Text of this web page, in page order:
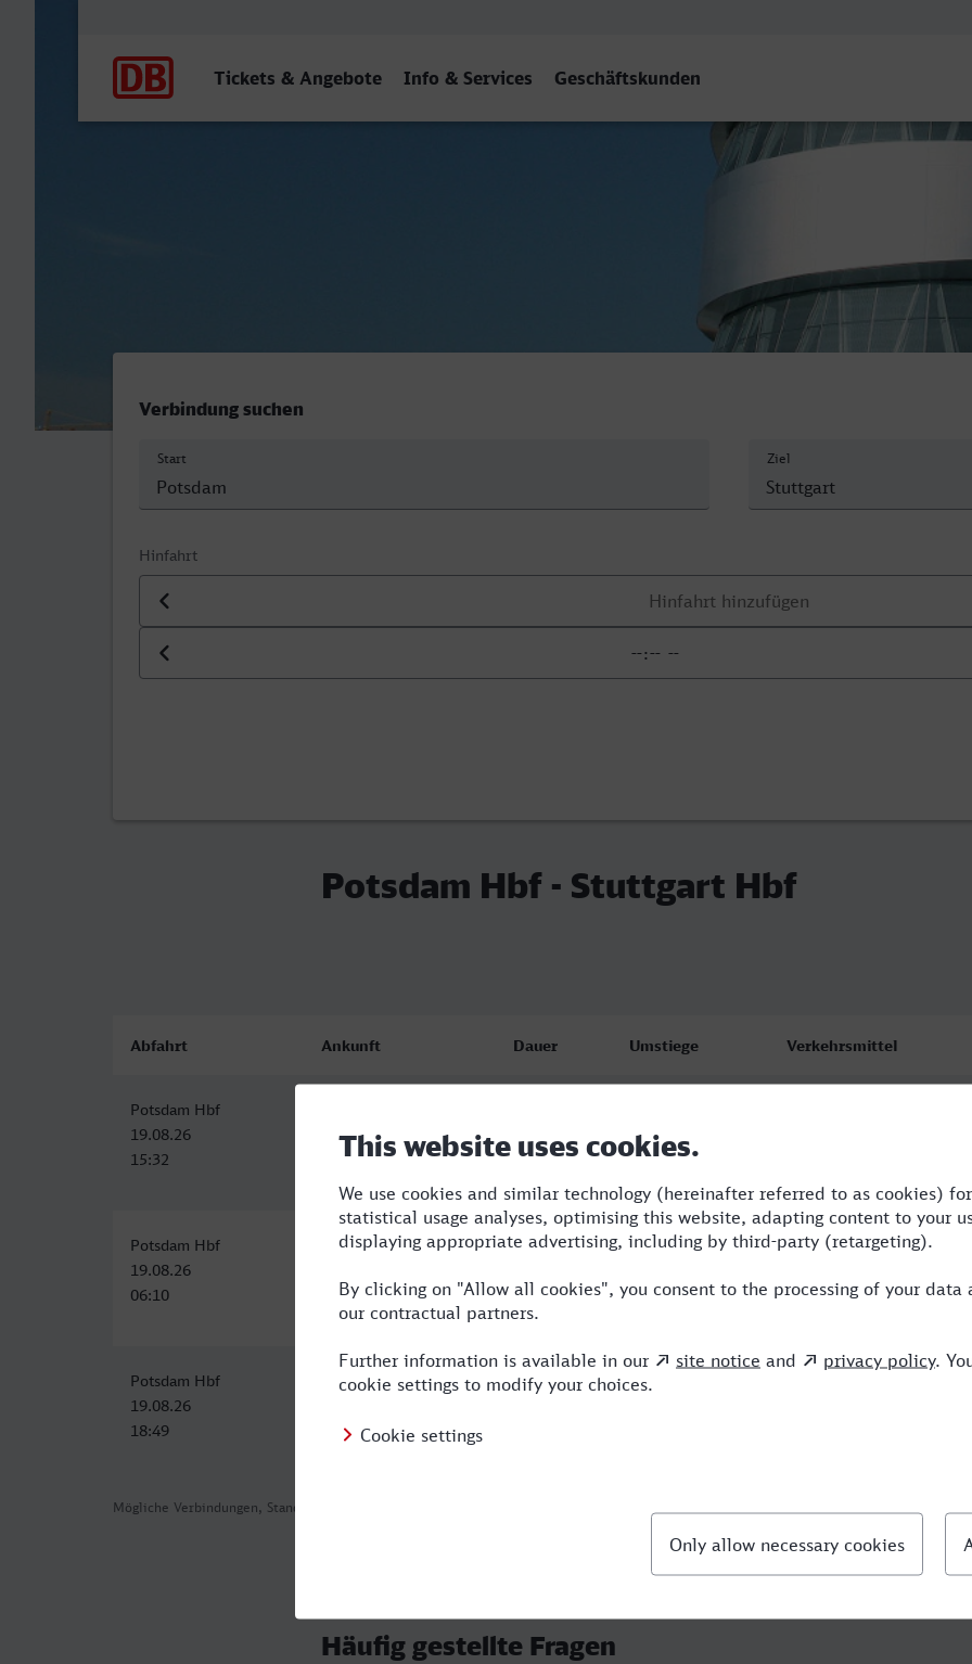
Tickets & Angebote Info & Services Geschäftskunden
Verbindung suchen
Start Ziel
Hinfahrt
Datum der Hinfahrt
Uhrzeit der Hinfahrt
Potsdam Hbf - Stuttgart Hbf
Mögliche Verbindungen, Stand: 2026-08-05 17:31
Abfahrt Ankunft Dauer Umstiege Verkehrsmittel
Potsdam Hbf
19.08.26
15:32
19.08.26
21:01
Potsdam Hbf
19.08.26
06:10
Stuttgart Hbf
13:11
7:01 3 RE,OE,ICE
Potsdam Hbf
19.08.26
18:49
Stuttgart Hbf
03:58
9:09 3
Häufig gestellte Fragen